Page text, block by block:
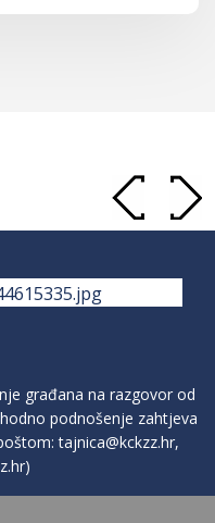
građana na razgovor od
podnošenje zahtjeva
tajnica@kckzz.hr,
)